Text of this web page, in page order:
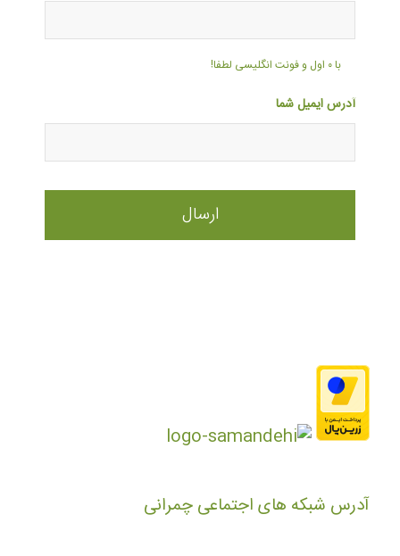
با ۰ اول و فونت انگلیسی لطفا!
آدرس ایمیل شما
آدرس شبکه های اجتماعی چمرانی